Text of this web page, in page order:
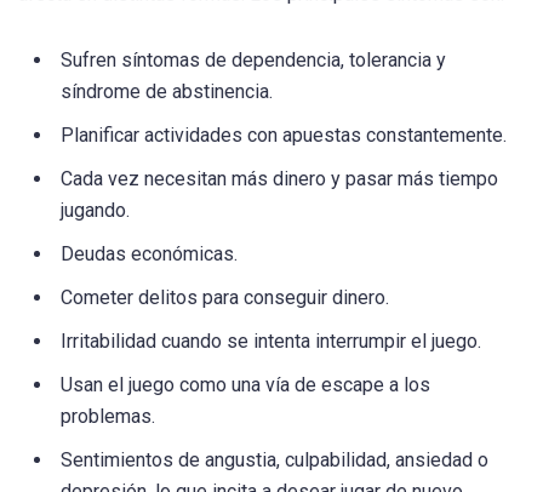
Sufren síntomas de dependencia, tolerancia y
síndrome de abstinencia.
Planificar actividades con apuestas constantemente.
Cada vez necesitan más dinero y pasar más tiempo
jugando.
Deudas económicas.
Cometer delitos para conseguir dinero.
Irritabilidad cuando se intenta interrumpir el juego.
Usan el juego como una vía de escape a los
problemas.
Sentimientos de angustia, culpabilidad, ansiedad o